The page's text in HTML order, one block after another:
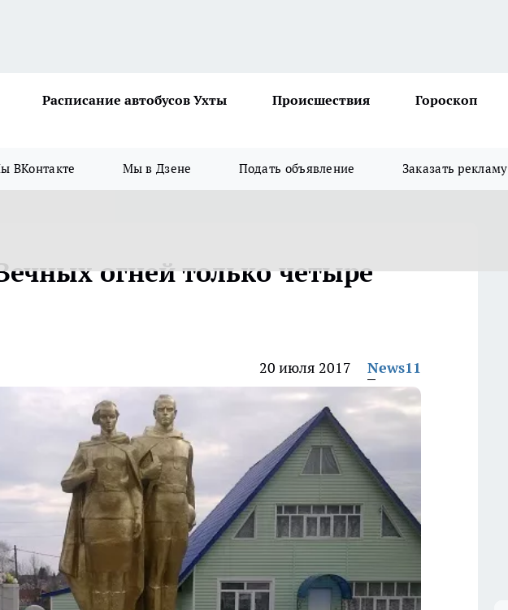
Расписание автобусов Ухты Происшествия Гороскоп
ВКонтакте Мы в Дзене Подать объявление Заказать рекламу
огней только четыре
20 июля 2017 News11